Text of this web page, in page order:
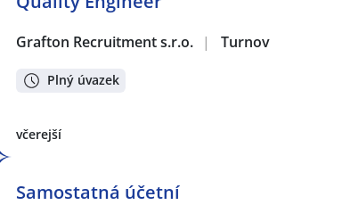
Grafton Recruitment s.r.o. | Turnov
Plný úvazek
včerejší
Samostatná účetní